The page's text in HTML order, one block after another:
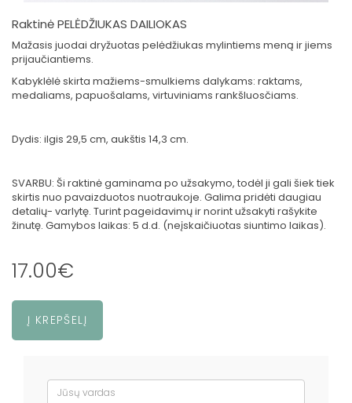
Raktinė PELĖDŽIUKAS DAILIOKAS
Mažasis juodai dryžuotas pelėdžiukas mylintiems meną ir jiems
prijaučiantiems.
Kabyklėlė skirta mažiems-smulkiems dalykams: raktams,
medaliams, papuošalams, virtuviniams rankšluosčiams.
Dydis: ilgis 29,5 cm, aukštis 14,3 cm.
SVARBU: Ši raktinė gaminama po užsakymo, todėl ji gali šiek tiek
skirtis nuo pavaizduotos nuotraukoje. Galima pridėti daugiau
detalių- varlytę. Turint pageidavimų ir norint užsakyti rašykite
žinutę. Gamybos laikas: 5 d.d. (neįskaičiuotas siuntimo laikas).
17.00€